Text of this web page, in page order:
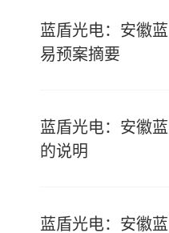
蓝盾光电：安徽
易预案摘要
蓝盾光电：安徽
的说明
蓝盾光电：安徽